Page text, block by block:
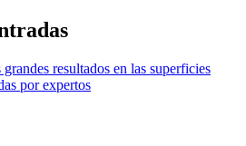
resultados en las superficies
por expertos